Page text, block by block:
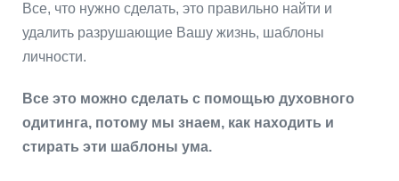
Все, что нужно сделать, это правильно найти и
удалить разрушающие Вашу жизнь, шаблоны
личности.
Все это можно сделать с помощью духовного
одитинга, потому мы знаем, как находить и
стирать эти шаблоны ума.